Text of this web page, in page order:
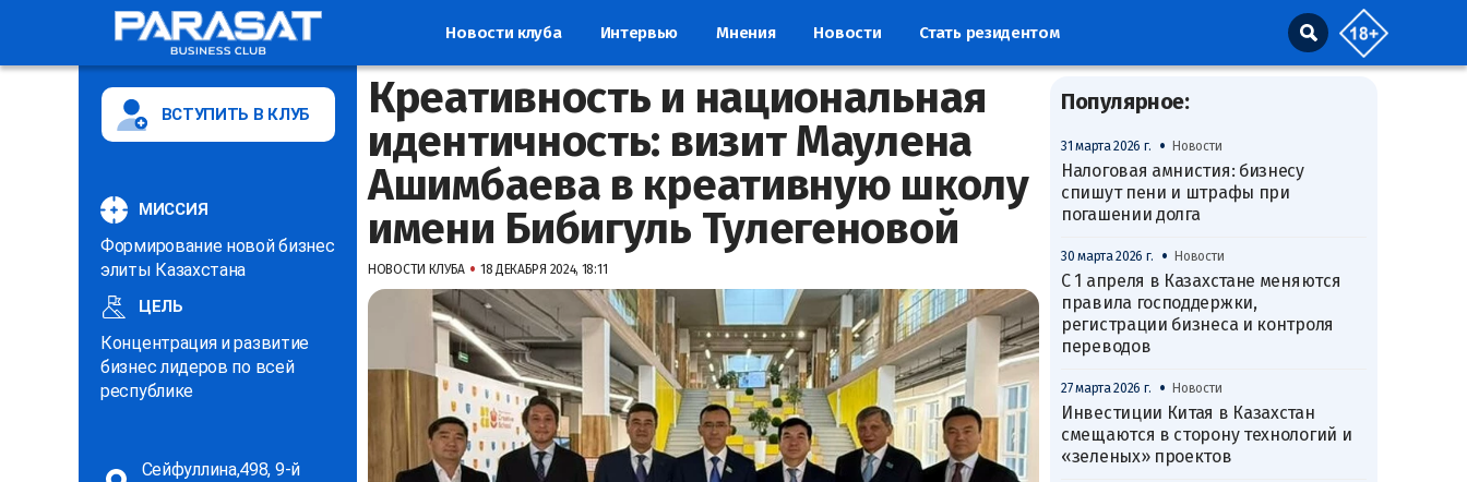
Новости клуба Интервью Мнения Новости Стать резидентом
ВСТУПИТЬ В КЛУБ
МИССИЯ
Формирование новой бизнес
элиты Казахстана
ЦЕЛЬ
Концентрация и развитие
бизнес лидеров по всей
республике
Сейфуллина,498, 9-й
Креативность и национальная
идентичность: визит Маулена
Ашимбаева в креативную школу
имени Бибигуль Тулегеновой
НОВОСТИ КЛУБА • 18 ДЕКАБРЯ 2024, 18:11
Популярное:
31 марта 2026 г. • Новости
Налоговая амнистия: бизнесу
спишут пени и штрафы при
погашении долга
30 марта 2026 г. • Новости
С 1 апреля в Казахстане меняются
правила господдержки,
регистрации бизнеса и контроля
переводов
27 марта 2026 г. • Новости
Инвестиции Китая в Казахстан
смещаются в сторону технологий и
«зеленых» проектов